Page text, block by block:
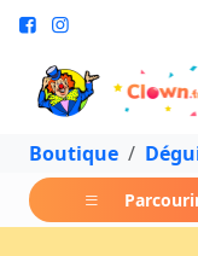
Boutique